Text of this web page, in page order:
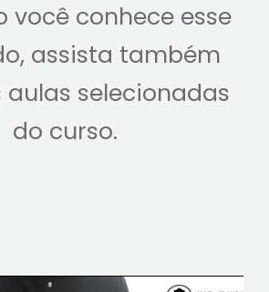
você conhece esse
assista também
selecionadas
do curso.